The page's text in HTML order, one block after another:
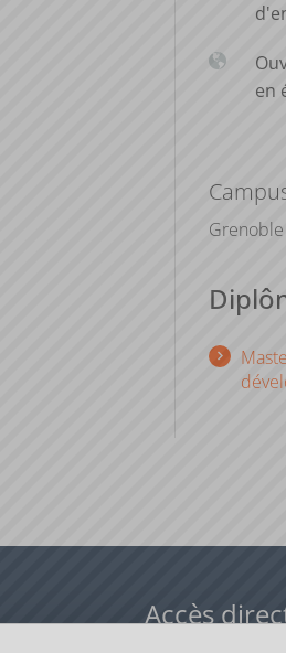
en
Accès